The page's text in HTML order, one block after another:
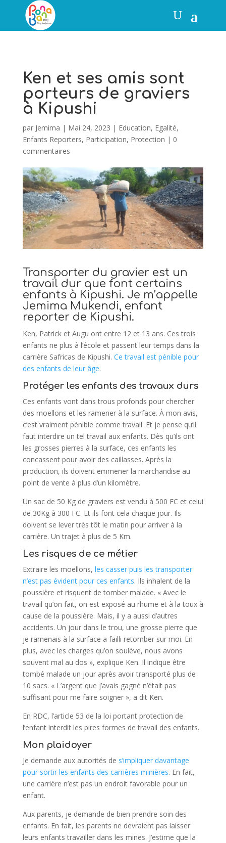
Ken et ses amis sont
porteurs de graviers
à Kipushi
par Jemima | Mai 24, 2023 | Education, Egalité,
Enfants Reporters, Participation, Protection | 0
commentaires
Transporter du gravier est un
travail dur que font certains
enfants à Kipushi. Je m’appelle
Jemima Mukendi, enfant
reporter de Kipushi.
Ken, Patrick et Augu ont entre 12 et 13 ans. Ces trois
enfants ne plus à l’école et passent leur temps dans la
carrière Safricas de Kipushi. Ce travail est pénible pour
des enfants de leur âge.
Protéger les enfants des travaux durs
Ces enfants vont dans trous profonds pour chercher
des moellons et les ramener à la surface. À mon avis,
c’est vraiment pénible comme travail. Et je pense qu’il
faut interdire un tel travail aux enfants. Dès qu’ils ont
les grosses pierres à la surface, ces enfants les
concassent pour avoir des caillasses. Après la
production, ils doivent emmener la marchandise au
point de vente à plus d’un kilomètre.
Un sac de 50 Kg de graviers est vendu à 500 FC et celui
de 30Kg à 300 FC. Et ils font cela chaque jour. Ils
doivent se lever très tôt le matin pour arriver à la
carrière. Un trajet à plus de 5 Km.
Les risques de ce métier
Extraire les moellons, les casser puis les transporter
n’est pas évident pour ces enfants. Ils inhalent de la
poussière et risquent de tomber malade. « Avec le
travail qu’on fait, on est exposé au rhume et à la toux à
cause de la poussière. Mais, il y a aussi d’autres
accidents. Un jour dans le trou, une grosse pierre que
je ramenais à la surface a failli retomber sur moi. En
plus, avec les charges qu’on soulève, nous avons
souvent mal au dos », explique Ken. Il indique être
tombé malade un jour après avoir transporté plus de
10 sacs. « L’argent que j’avais gagné n’était pas
suffisant pour me faire soigner », a dit Ken.
En RDC, l’article 53 de la loi portant protection de
l’enfant interdit les pires formes de travail des enfants.
Mon plaidoyer
Je demande aux autorités de s’impliquer davantage
pour sortir les enfants des carrières minières. En fait,
une carrière n’est pas un endroit favorable pour un
enfant.
Aux parents, je demande de bien prendre soin des
enfants. En fait, les parents ne devraient pas laisser
leurs enfants travailler dans les mines. J’estime que la